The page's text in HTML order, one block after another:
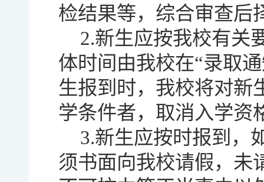
检结果等，综合审查后
2.新生应按我校有关
体时间由我校在“录取
生报到时，我校将对新
学条件者，取消入学资
3.新生应按时报到，
须书面向我校请假，未